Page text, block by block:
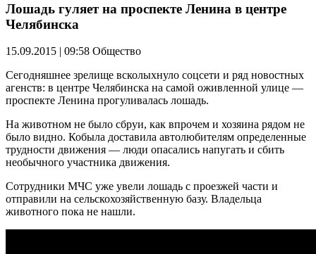
Лошадь гуляет на проспекте Ленина в центре
Челябинска
15.09.2015 | 09:58 Общество
Сегодняшнее зрелище всколыхнуло соцсети и ряд новостных
агенств: в центре Челябинска на самой оживленной улице —
проспекте Ленина прогуливалась лошадь.
На животном не было сбруи, как впрочем и хозяина рядом не
было видно. Кобыла доставила автолюбителям определенные
трудности движения — люди опасались напугать и сбить
необычного участника движения.
Сотрудники МЧС уже увели лошадь с проезжей части и
отправили на сельскохозяйственную базу. Владельца
животного пока не нашли.